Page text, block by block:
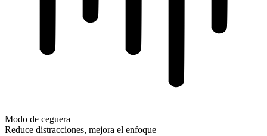
Modo de ceguera
Reduce distracciones, mejora el enfoque